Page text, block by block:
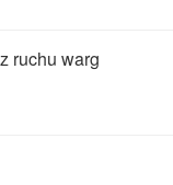
ruchu warg